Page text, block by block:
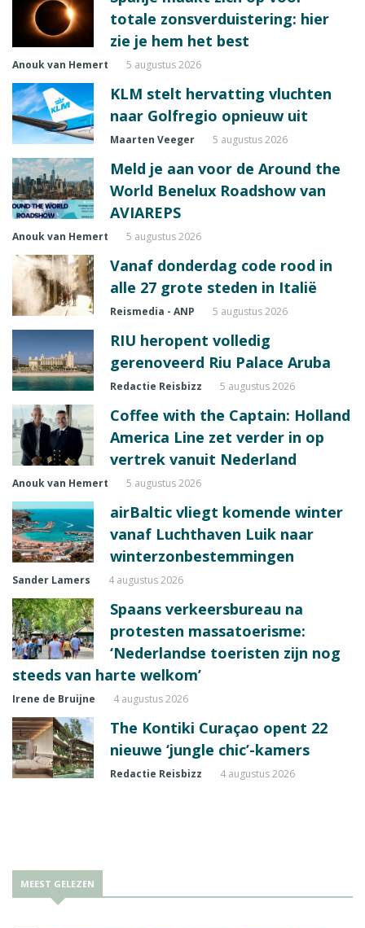
totale zonsverduistering: hier
zie je hem het best
Anouk van Hemert 5 augustus 2026
KLM stelt hervatting vluchten
naar Golfregio opnieuw uit
Maarten Veeger 5 augustus 2026
Meld je aan voor de Around the
World Benelux Roadshow van
AVIAREPS
Anouk van Hemert 5 augustus 2026
Vanaf donderdag code rood in
alle 27 grote steden in Italië
Reismedia - ANP 5 augustus 2026
RIU heropent volledig
gerenoveerd Riu Palace Aruba
Redactie Reisbizz 5 augustus 2026
Coffee with the Captain: Holland
America Line zet verder in op
vertrek vanuit Nederland
Anouk van Hemert 5 augustus 2026
airBaltic vliegt komende winter
vanaf Luchthaven Luik naar
winterzonbestemmingen
Sander Lamers 4 augustus 2026
Spaans verkeersbureau na
protesten massatoerisme:
‘Nederlandse toeristen zijn nog
steeds van harte welkom’
Irene de Bruijne 4 augustus 2026
The Kontiki Curaçao opent 22
nieuwe ‘jungle chic’-kamers
Redactie Reisbizz 4 augustus 2026
MEEST GELEZEN